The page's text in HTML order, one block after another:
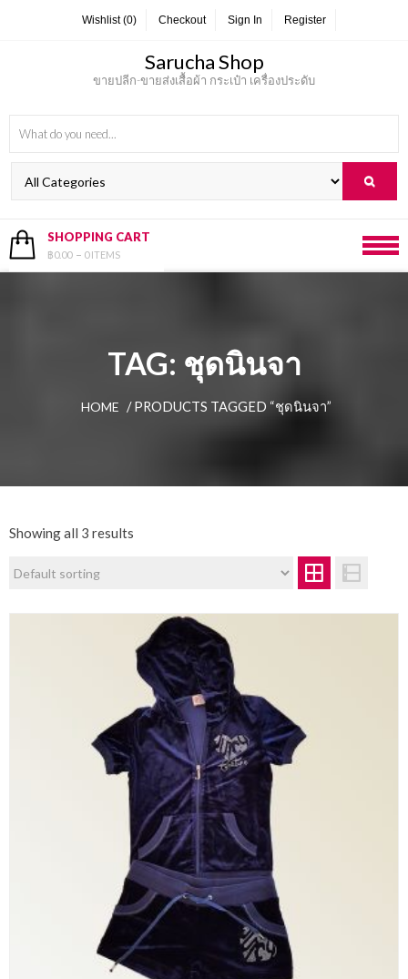
Wishlist (0) Checkout Sign In Register
Sarucha Shop
ขายปลีก-ขายส่งเสื้อผ้า กระเป๋า เครื่องประดับ
SHOPPING CART
฿0.00 0 ITEMS
TAG: ชุดนินจา
HOME / PRODUCTS TAGGED “ชุดนินจา”
Showing all 3 results